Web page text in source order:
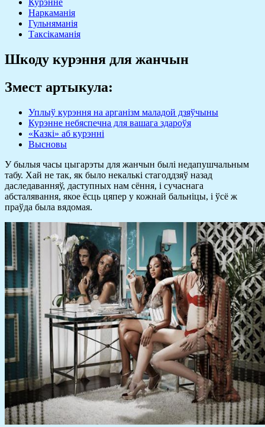
Курэнне
Наркаманія
Гульняманія
Таксікаманія
Шкоду курэння для жанчын
Змест артыкула:
Уплыў курэння на арганізм маладой дзяўчыны
Курэнне небяспечна для вашага здароўя
«Казкі» аб курэнні
Высновы
У былыя часы цыгарэты для жанчын былі недапушчальным
табу. Хай не так, як было некалькі стагоддзяў назад
даследаванняў, даступных нам сёння, і сучаснага
абсталявання, якое ёсць цяпер у кожнай бальніцы, і ўсё ж
праўда была вядомая.